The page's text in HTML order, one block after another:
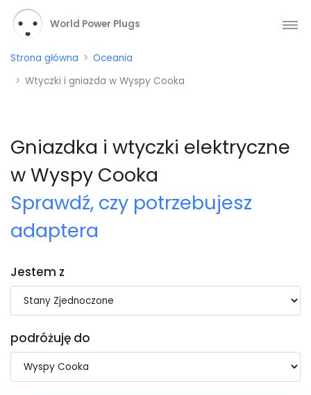
World Power Plugs
Strona główna
Oceania
Wtyczki i gniazda w Wyspy Cooka
Gniazdka i wtyczki elektryczne
w Wyspy Cooka
Sprawdź, czy potrzebujesz
adaptera
Jestem z
podróżuję do